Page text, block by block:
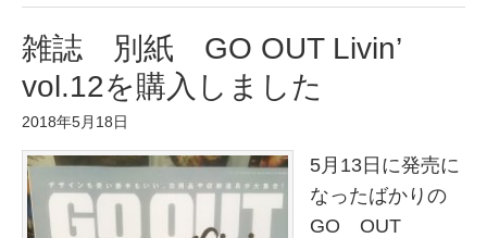
雑誌 別紙 GO OUT Livin’
vol.12を購入しました
2018年5月18日
5月13日に発売に
なったばかりの
GO OUT